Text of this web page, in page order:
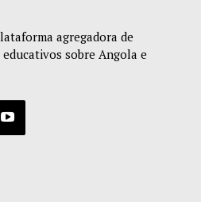
agregadora de
sobre Angola e